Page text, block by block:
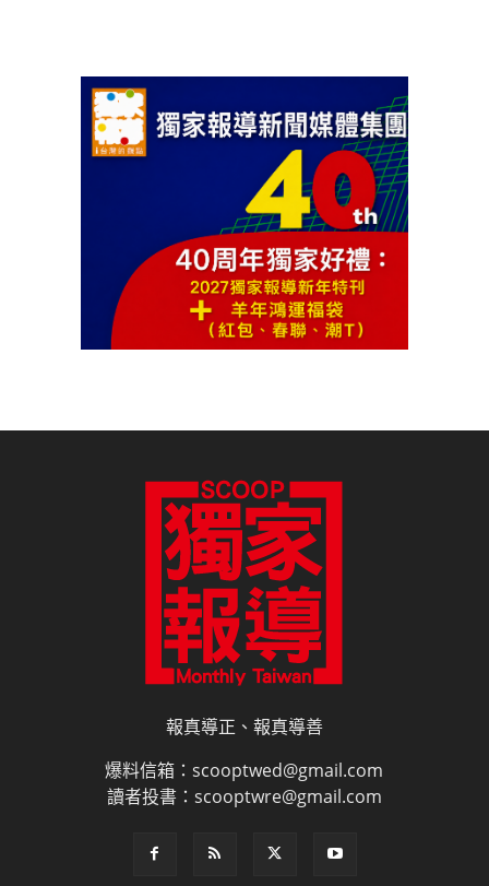
報真導正、報真導善
爆料信箱：scooptwed@gmail.com
讀者投書：scooptwre@gmail.com